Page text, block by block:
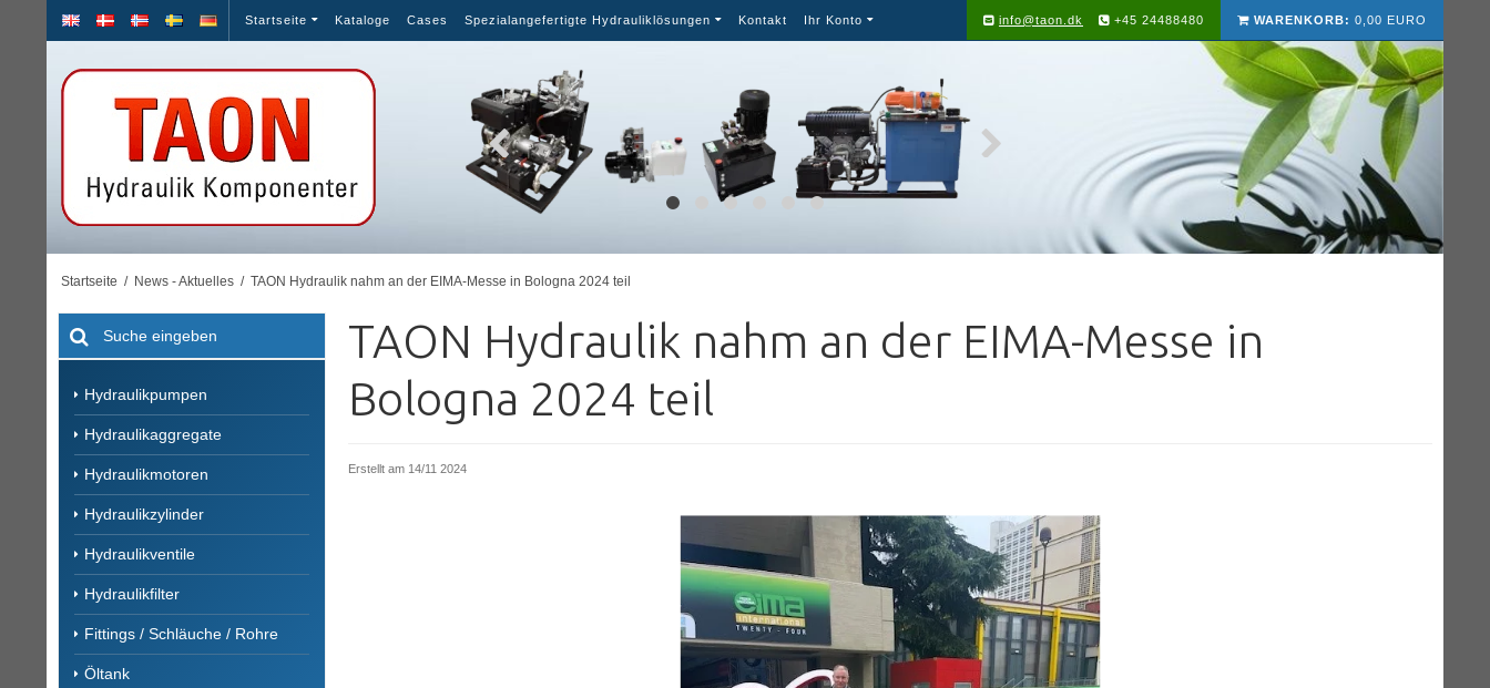
Startseite Kataloge Cases Spezialangefertigte Hydrauliklösungen Kontakt Ihr Konto WARENKORB: 0,00 EURO
info@taon.dk +45 24488480
Startseite / News - Aktuelles / TAON Hydraulik nahm an der EIMA-Messe in Bologna 2024 teil
Hydraulikpumpen
Hydraulikaggregate
Hydraulikmotoren
Hydraulikzylinder
Hydraulikventile
Hydraulikfilter
Fittings / Schläuche / Rohre
Öltank
TAON Hydraulik nahm an der EIMA-Messe in
Bologna 2024 teil
Erstellt am 14/11 2024